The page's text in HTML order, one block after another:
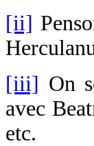
[ii]
[iii] On
avec
etc.